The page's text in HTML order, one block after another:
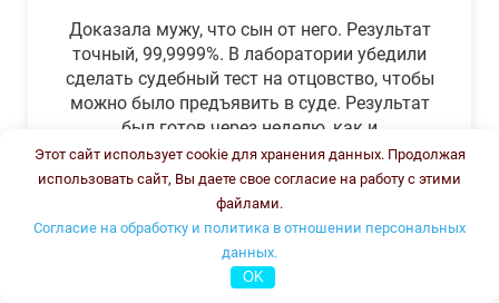
Доказала мужу, что сын от него. Результат
точный, 99,9999%. В лаборатории убедили
сделать судебный тест на отцовство, чтобы
можно было предъявить в суде. Результат
был готов через неделю, как и
обещали.Теперь муж бегает и извиняется.
Этот сайт использует cookie для хранения данных. Продолжая
использовать сайт, Вы даете свое согласие на работу с этими
файлами.
Согласие на обработку и политика в отношении персональных
данных.
OK